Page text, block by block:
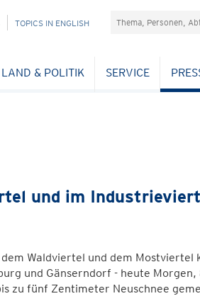
TOPICS IN ENGLISH Suchefeld
LAND & POLITIK SERVICE
und im
Waldviertel und dem
und Gänserndorf - heute
zu fünf Zentimeter Neuschnee